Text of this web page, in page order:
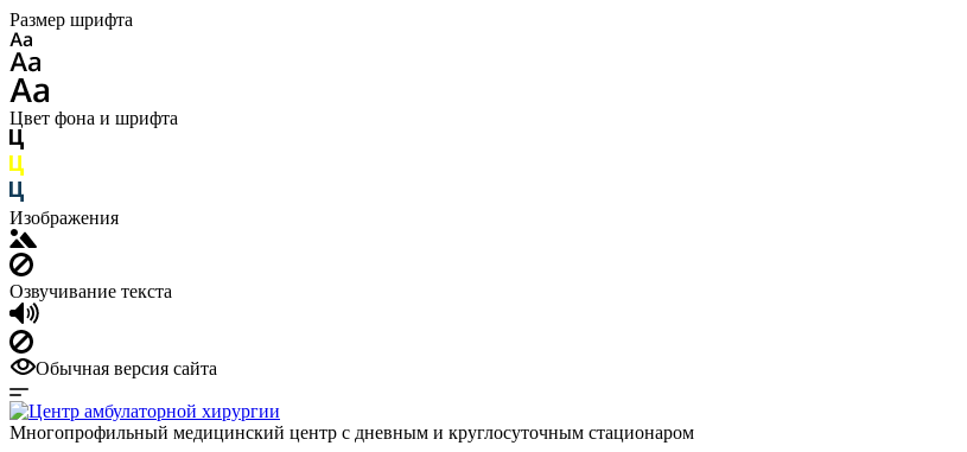
Размер шрифта
Цвет фона и шрифта
Изображения
Озвучивание текста
Обычная версия сайта
Многопрофильный медицинский центр с дневным и круглосуточным стационаром